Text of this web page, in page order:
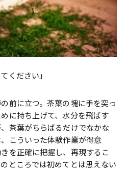
ください」
前に立つ。茶葉の塊に手を突っ
に持ち上げて、水分を飛ばす
、茶葉がちらばるだけでなかな
こういった体験作業が得意
を正確に把握し、再現するこ
ところでは初めてとは思えない